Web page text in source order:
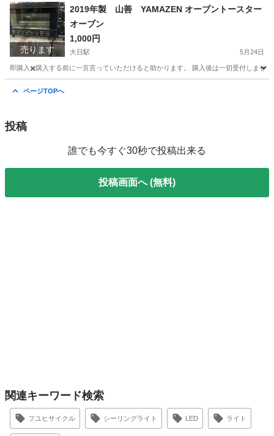
大阪 守口市 大日駅 その他
売ります
2019年製 山善 YAMAZEN オーブントースター
オーブン
1,000円
大日駅 5月24日
即購入✖️購入する前に一言言っていただけると助かります。 購入後は一切受付しませ
ページTOPへ
投稿
誰でも今すぐ30秒で投稿出来る
投稿画面へ (無料)
関連キーワード検索
フユヒサイクル シーリングライト LED ライト